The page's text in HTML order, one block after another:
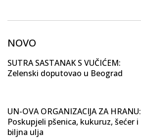
NOVO
SUTRA SASTANAK S VUČIĆEM:
Zelenski doputovao u Beograd
UN-OVA ORGANIZACIJA ZA HRANU:
Poskupjeli pšenica, kukuruz, šećer i
biljna ulja